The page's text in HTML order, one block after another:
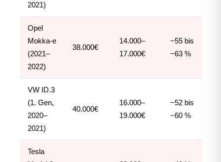
2021)
Opel
Mokka-e
(2021–
2022)
38.000€
14.000–
17.000€
−55 bis
−63 %
VW ID.3
(1. Gen,
2020–
2021)
40.000€
16.000–
19.000€
−52 bis
−60 %
Tesla